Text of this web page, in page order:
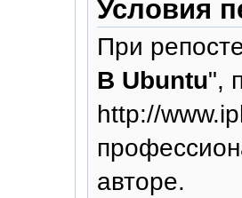
Условия
При
В Ubuntu",
http://
авторе.